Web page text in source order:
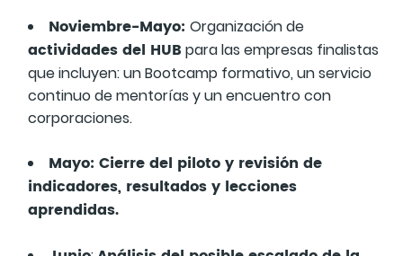
Noviembre-Mayo: Organización de
actividades del HUB para las empresas finalistas
que incluyen: un Bootcamp formativo, un servicio
continuo de mentorías y un encuentro con
corporaciones.
Mayo: Cierre del piloto y revisión de
indicadores, resultados y lecciones
aprendidas.